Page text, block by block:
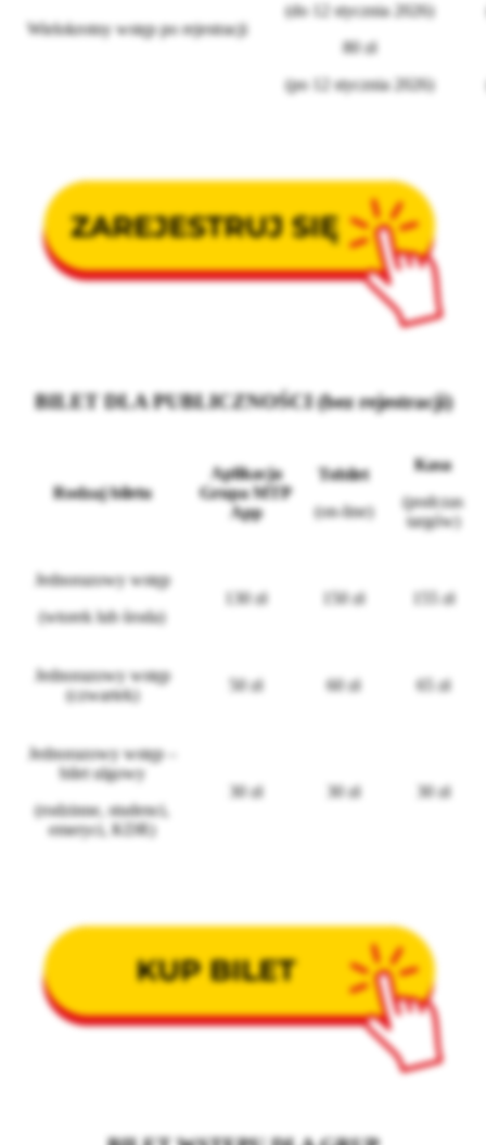
Wielokrotny wstęp po rejestracji
(do 12 stycznia 2026)
80 zł
(po 12 stycznia 2026)
BILET DLA PUBLICZNOŚCI (bez rejestracji)
Rodzaj biletu
Aplikacja
Grupa MTP
App
Tobilet
(on-line)
Kasa
(podczas
targów)
Jednorazowy wstęp
(wtorek lub środa)
130 zł 150 zł 155 zł
Jednorazowy wstęp
(czwartek)
50 zł 60 zł 65 zł
Jednorazowy wstęp –
bilet ulgowy
(rodzinne, studenci,
emeryci, KDR)
30 zł 30 zł 30 zł